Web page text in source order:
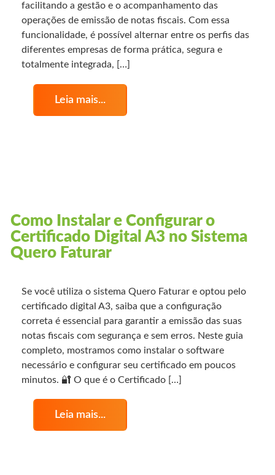
facilitando a gestão e o acompanhamento das
operações de emissão de notas fiscais. Com essa
funcionalidade, é possível alternar entre os perfis das
diferentes empresas de forma prática, segura e
totalmente integrada, […]
Leia mais...
Como Instalar e Configurar o
Certificado Digital A3 no Sistema
Quero Faturar
Se você utiliza o sistema Quero Faturar e optou pelo
certificado digital A3, saiba que a configuração
correta é essencial para garantir a emissão das suas
notas fiscais com segurança e sem erros. Neste guia
completo, mostramos como instalar o software
necessário e configurar seu certificado em poucos
minutos. 🔐 O que é o Certificado […]
Leia mais...